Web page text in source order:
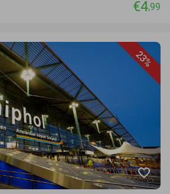
€4,99
23%
favorite_border